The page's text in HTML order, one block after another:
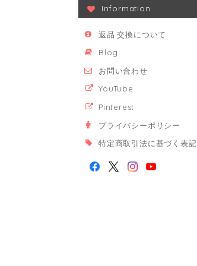
Information
返品·交換について
Blog
お問い合わせ
YouTube
Pinterest
プライバシーポリシー
特定商取引法に基づく表記